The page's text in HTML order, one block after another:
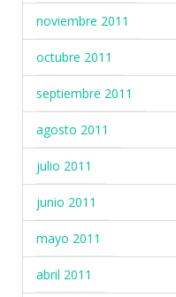
noviembre 2011
octubre 2011
septiembre 2011
agosto 2011
julio 2011
junio 2011
mayo 2011
abril 2011